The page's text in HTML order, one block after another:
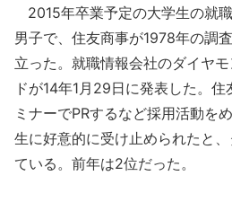
2015年卒業予定の大学生の就
男子で、住友商事が1978年の調
立った。就職情報会社のダイヤ
ドが14年1月29日に発表した。
ミナーでPRするなど採用活動を
生に好意的に受け止められたと
ている。前年は2位だった。